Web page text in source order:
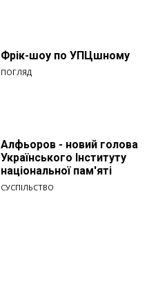
Фрік-шоу по УПЦшному
ПОГЛЯД
Алфьоров - новий голова
Українського Інституту
національної пам'яті
СУСПІЛЬСТВО